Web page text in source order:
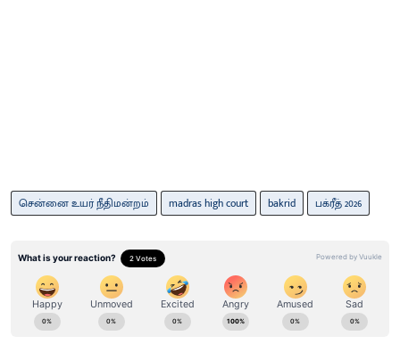
சென்னை உயர் நீதிமன்றம் madras high court bakrid பக்ரீத் 2026